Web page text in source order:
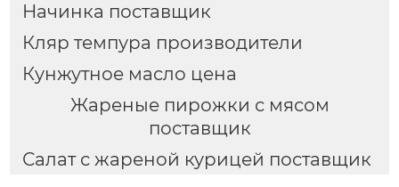
Начинка поставщик
Кляр темпура производители
Кунжутное масло цена
Жареные пирожки с мясом
поставщик
Салат с жареной курицей поставщик